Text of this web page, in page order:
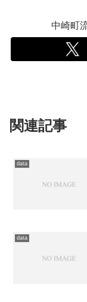
中崎町
関連記事
data
data